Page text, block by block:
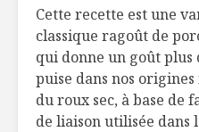
Cette recette est une
classique ragoût de
qui donne un goût
puise dans nos
du roux sec, à base de
de liaison utilisée dans
Un riz au lait
nordique